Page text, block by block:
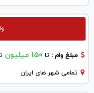
مبلغ وام : تا 150 میلیون
تمامی شهر های ایران